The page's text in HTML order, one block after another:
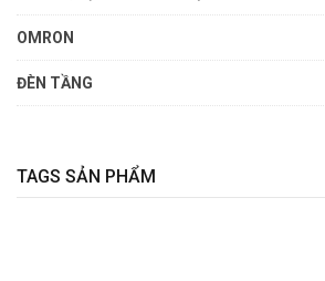
OMRON
ĐÈN TẦNG
TAGS SẢN PHẨM